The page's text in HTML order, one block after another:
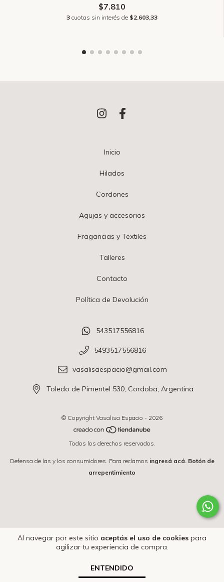
Al navegar por este sitio aceptás el uso de cookies para
agilizar tu experiencia de compra.
ENTENDIDO
$7.810
3 cuotas sin interés de $2.603,33
Inicio
Hilados
Cordones
Agujas y accesorios
Fragancias y Textiles
Talleres
Contacto
Política de Devolución
543517556816
5493517556816
vasalisaespacio@gmail.com
Toledo de Pimentel 530, Cordoba, Argentina
© Copyright Vasalisa Espacio - 2026
Todos los derechos reservados.
Defensa de las y los consumidores. Para reclamos ingresá acá. Botón de
arrepentimiento